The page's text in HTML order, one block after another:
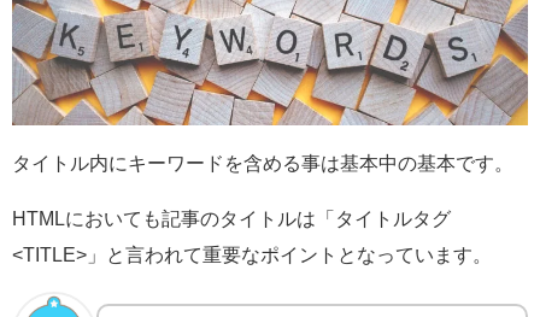
タイトル内にキーワードを含める事は基本中の基本です。
HTMLにおいても記事のタイトルは「タイトルタグ
<TITLE>」と言われて重要なポイントとなっています。